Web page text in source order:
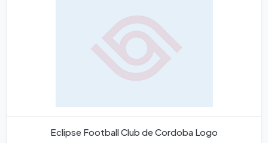
Eclipse Football Club de Cordoba Logo